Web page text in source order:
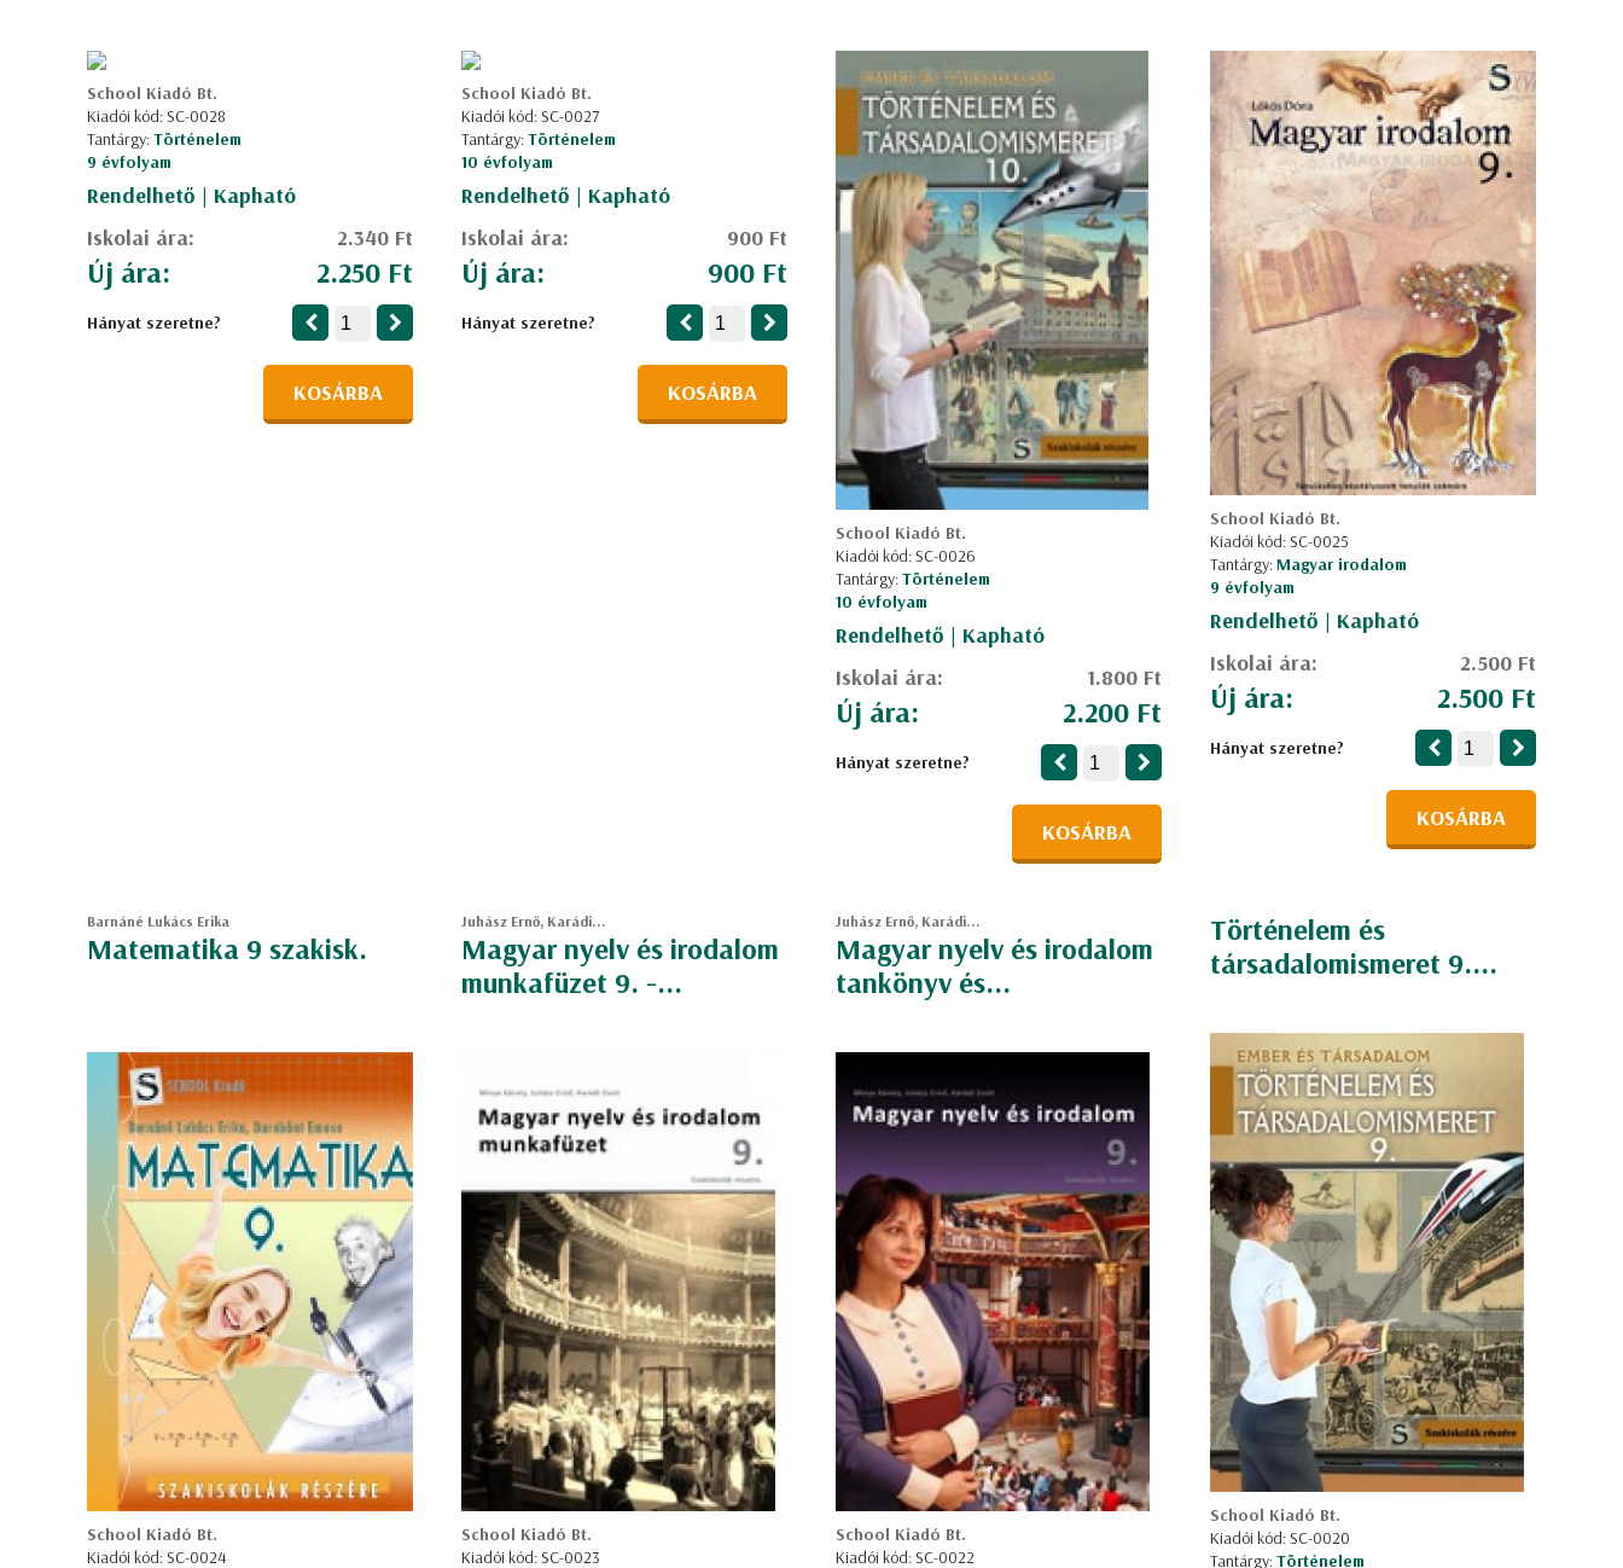
School Kiadó Bt.
Kiadói kód: SC-0028
Tantárgy:Történelem
9 évfolyam
Rendelhető | Kapható
Iskolai ára:
2.340 Ft
Új ára: 2.250 Ft
Hányat szeretne?
KOSÁRBA
School Kiadó Bt.
Kiadói kód: SC-0027
Tantárgy:Történelem
10 évfolyam
Rendelhető | Kapható
Iskolai ára:
900 Ft
Új ára: 900 Ft
Hányat szeretne?
KOSÁRBA
School Kiadó Bt.
Kiadói kód: SC-0026
Tantárgy:Történelem
10 évfolyam
Rendelhető | Kapható
Iskolai ára:
1.800 Ft
Új ára: 2.200 Ft
Hányat szeretne?
KOSÁRBA
School Kiadó Bt.
Kiadói kód: SC-0025
Tantárgy:Magyar irodalom
9 évfolyam
Rendelhető | Kapható
Iskolai ára:
2.500 Ft
Új ára: 2.500 Ft
Hányat szeretne?
KOSÁRBA
Barnáné Lukács Erika
Matematika 9 szakisk.
School Kiadó Bt.
Kiadói kód: SC-0024
Juhász Ernő, Karádi...
Magyar nyelv és irodalom
munkafüzet 9. -...
School Kiadó Bt.
Kiadói kód: SC-0023
Juhász Ernő, Karádi...
Magyar nyelv és irodalom
tankönyv és...
School Kiadó Bt.
Kiadói kód: SC-0022
Történelem és
társadalomismeret 9....
School Kiadó Bt.
Kiadói kód: SC-0020
Tantárgy:Történelem